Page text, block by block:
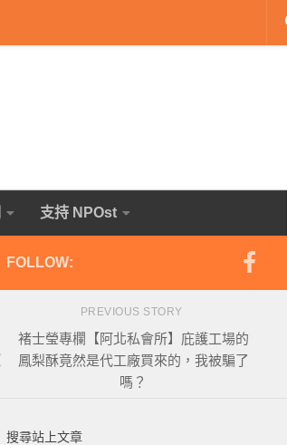
支持 NPOst
FOLLOW:
PREVIOUS STORY
褚士瑩專欄【阿北私會所】庇護工場的
鳳梨酥竟然是代工廠買來的，我被騙了
嗎？
搜尋站上文章